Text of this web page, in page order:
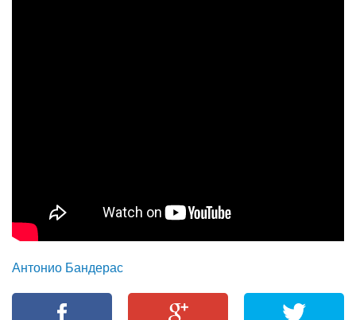
Антонио Бандерас